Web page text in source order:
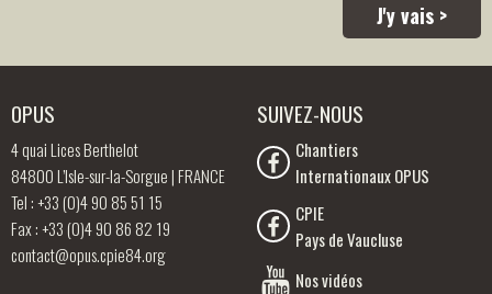
J'y vais >
OPUS
4 quai Lices Berthelot
84800 L’Isle-sur-la-Sorgue | FRANCE
Tel : +33 (0)4 90 85 51 15
Fax : +33 (0)4 90 86 82 19
contact@opus.cpie84.org
SUIVEZ-NOUS
Chantiers
Internationaux OPUS
CPIE
Pays de Vaucluse
Nos vidéos